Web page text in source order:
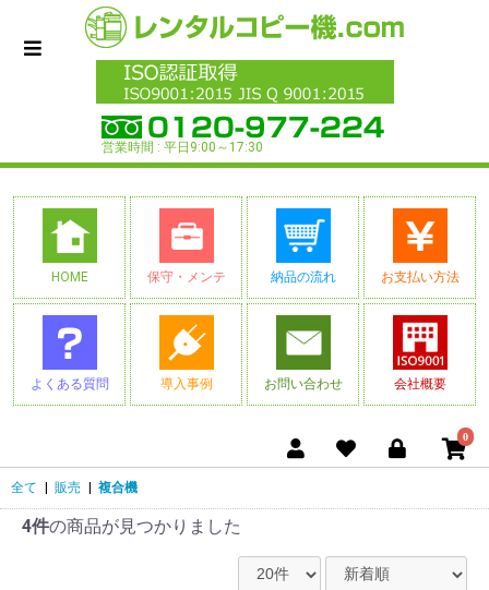
営業時間 : 平日9:00～17:30
HOME 保守・メンテ 納品の流れ お支払い方法
よくある質問 導入事例 お問い合わせ 会社概要
0
全て 販売 複合機
4件の商品が見つかりました